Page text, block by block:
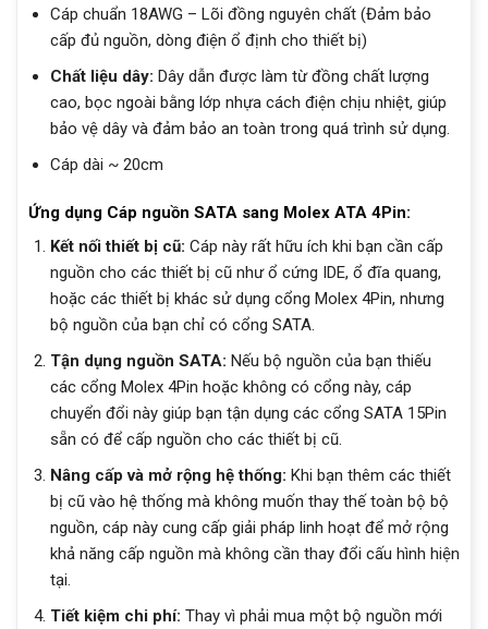
Cáp chuẩn 18AWG – Lõi đồng nguyên chất (Đảm bảo
cấp đủ nguồn, dòng điện ổ định cho thiết bị)
Chất liệu dây: Dây dẫn được làm từ đồng chất lượng
cao, bọc ngoài bằng lớp nhựa cách điện chịu nhiệt, giúp
bảo vệ dây và đảm bảo an toàn trong quá trình sử dụng.
Cáp dài ~ 20cm
Ứng dụng Cáp nguồn SATA sang Molex ATA 4Pin:
Kết nối thiết bị cũ: Cáp này rất hữu ích khi bạn cần cấp
nguồn cho các thiết bị cũ như ổ cứng IDE, ổ đĩa quang,
hoặc các thiết bị khác sử dụng cổng Molex 4Pin, nhưng
bộ nguồn của bạn chỉ có cổng SATA.
Tận dụng nguồn SATA: Nếu bộ nguồn của bạn thiếu
các cổng Molex 4Pin hoặc không có cổng này, cáp
chuyển đổi này giúp bạn tận dụng các cổng SATA 15Pin
sẵn có để cấp nguồn cho các thiết bị cũ.
Nâng cấp và mở rộng hệ thống: Khi bạn thêm các thiết
bị cũ vào hệ thống mà không muốn thay thế toàn bộ bộ
nguồn, cáp này cung cấp giải pháp linh hoạt để mở rộng
khả năng cấp nguồn mà không cần thay đổi cấu hình hiện
tại.
Tiết kiệm chi phí: Thay vì phải mua một bộ nguồn mới